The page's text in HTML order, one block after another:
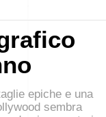
epiche e una
sembra